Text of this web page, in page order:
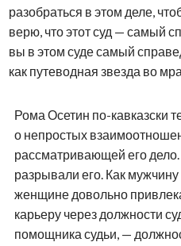
разобраться в этом деле,
верю, что этот суд — самый
вы в этом суде самый
как путеводная звезда во
Рома Осетин по-кавказски
о непростых
рассматривающей его
разрывали его. Как мужчину
женщине довольно
карьеру через должности
помощника судьи, —